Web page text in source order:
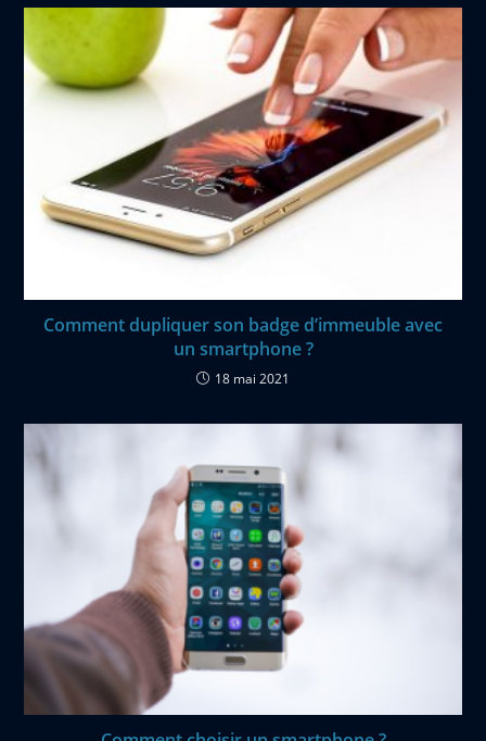
Comment dupliquer son badge d’immeuble avec
un smartphone ?
18 mai 2021